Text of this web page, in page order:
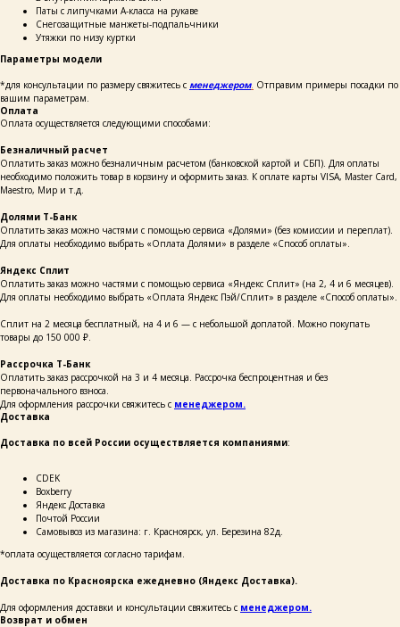
Паты с липучками А-класса на рукаве
Снегозащитные манжеты-подпальчники
Утяжки по низу куртки
Параметры модели
*для консультации по размеру свяжитесь с менеджером. Отправим примеры посадки по
вашим параметрам.
Оплата
Оплата осуществляется следующими способами:
Безналичный расчет
Оплатить заказ можно безналичным расчетом (банковской картой и СБП). Для оплаты
необходимо положить товар в корзину и оформить заказ. К оплате карты VISA, Master Card,
Maestro, Мир и т.д.
Долями Т-Банк
Оплатить заказ можно частями с помощью сервиса «Долями» (без комиссии и переплат).
Для оплаты необходимо выбрать «Оплата Долями» в разделе «Способ оплаты».
Яндекс Сплит
Оплатить заказ можно частями с помощью сервиса «Яндекс Сплит» (на 2, 4 и 6 месяцев).
Для оплаты необходимо выбрать «Оплата Яндекс Пэй/Сплит» в разделе «Способ оплаты».
Сплит на 2 месяца бесплатный, на 4 и 6 — с небольшой доплатой. Можно покупать
товары до 150 000 ₽.
Рассрочка Т-Банк
Оплатить заказ рассрочкой на 3 и 4 месяца. Рассрочка беспроцентная и без
первоначального взноса.
Для оформления рассрочки свяжитесь с менеджером.
Доставка
Доставка по всей России осуществляется компаниями:
СDEK
Boxberry
Яндекс Доставка
Почтой России
Самовывоз из магазина: г. Красноярск, ул. Березина 82д.
*оплата осуществляется согласно тарифам.
Доставка по Красноярска ежедневно (Яндекс Доставка).
Для оформления доставки и консультации свяжитесь с менеджером.
Возврат и обмен
С ВАМИ ДЛЯ КОНСУЛЬТАЦИИ:
каталог
о бренде
покупателям
+7